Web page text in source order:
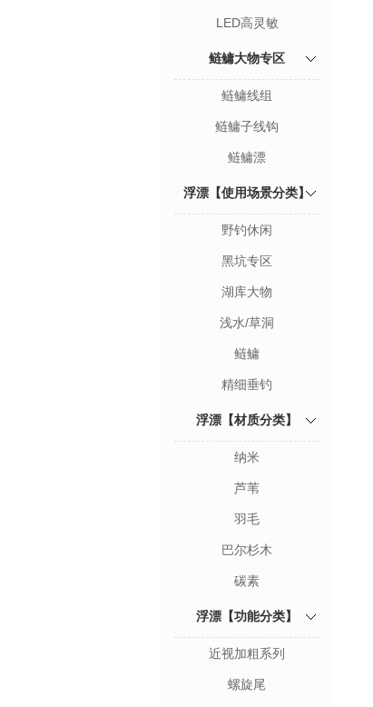
LED高灵敏
鲢鳙大物专区
鲢鳙线组
鲢鳙子线钩
鲢鳙漂
浮漂【使用场景分类】
野钓休闲
黑坑专区
湖库大物
浅水/草洞
鲢鳙
精细垂钓
浮漂【材质分类】
纳米
芦苇
羽毛
巴尔杉木
碳素
浮漂【功能分类】
近视加粗系列
螺旋尾